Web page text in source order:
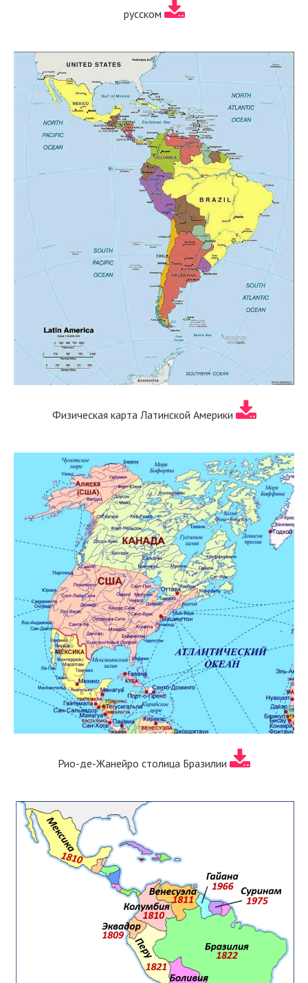
русском
Физическая карта Латинской Америки
Рио-де-Жанейро столица Бразилии